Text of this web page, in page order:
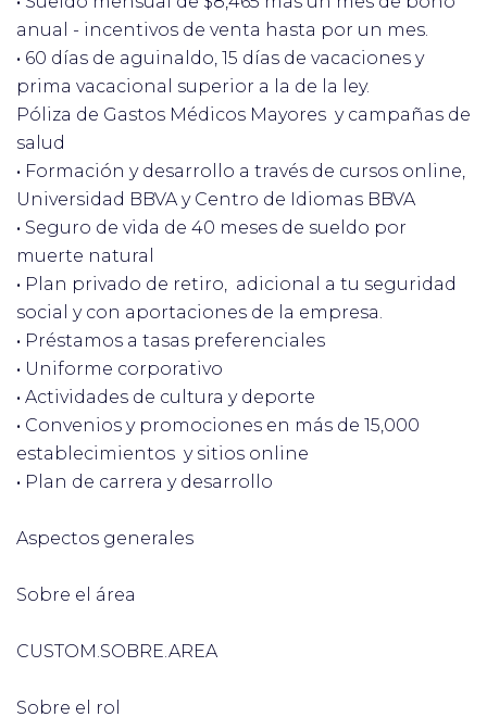
anual - incentivos de venta hasta por un mes.
• 60 días de aguinaldo, 15 días de vacaciones y
prima vacacional superior a la de la ley.
Póliza de Gastos Médicos Mayores y campañas de
salud
• Formación y desarrollo a través de cursos online,
Universidad BBVA y Centro de Idiomas BBVA
• Seguro de vida de 40 meses de sueldo por
muerte natural
• Plan privado de retiro, adicional a tu seguridad
social y con aportaciones de la empresa.
• Préstamos a tasas preferenciales
• Uniforme corporativo
• Actividades de cultura y deporte
• Convenios y promociones en más de 15,000
establecimientos y sitios online
• Plan de carrera y desarrollo
Aspectos generales
Sobre el área
CUSTOM.SOBRE.AREA
Sobre el rol